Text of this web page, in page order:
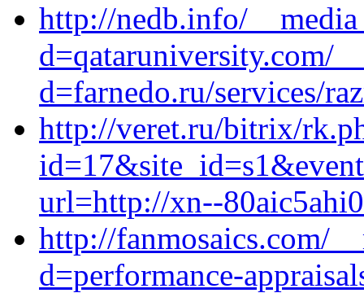
http://nedb.info/
d=qataruniversity.com/
d=farnedo.ru/services/
http://veret.ru/bitrix/
url=http://xn--
http://fanmosaics.com/
d=performance-